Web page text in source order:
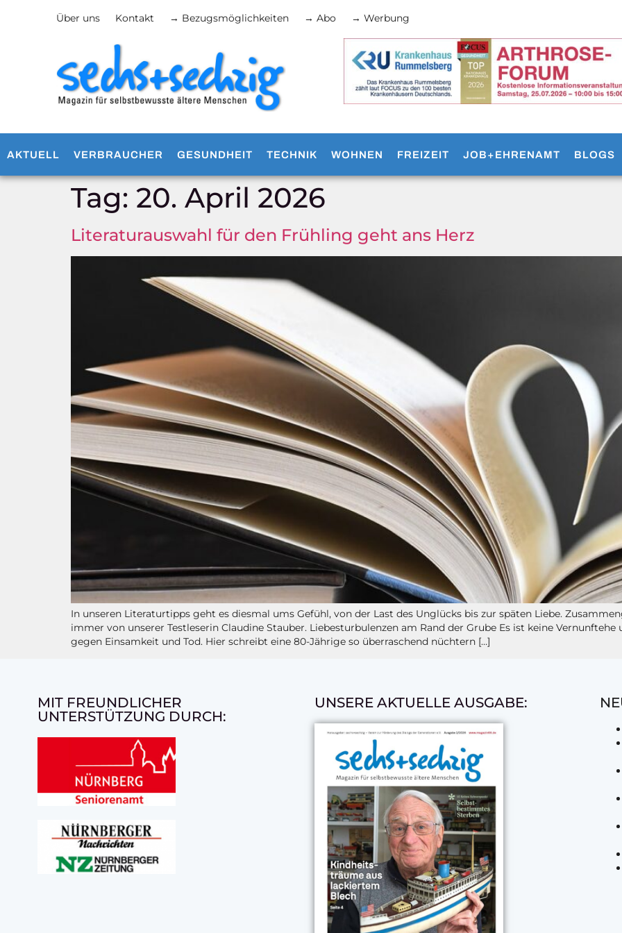
Über uns Kontakt → Bezugsmöglichkeiten → Abo → Werbung
AKTUELL VERBRAUCHER GESUNDHEIT TECHNIK WOHNEN FREIZEIT JOB+EHRENAMT BLOGS
Tag: 20. April 2026
Literaturauswahl für den Frühling geht ans Herz
In unseren Literaturtipps geht es diesmal ums Gefühl, von der Last des Unglücks bis zur späten Liebe.
immer von unserer Testleserin Claudine Stauber. Liebesturbulenzen am Rand der Grube Es ist keine
gegen Einsamkeit und Tod. Hier schreibt eine 80-Jährige so überraschend nüchtern […]
MIT FREUNDLICHER
UNTERSTÜTZUNG DURCH:
UNSERE AKTUELLE AUSGABE: